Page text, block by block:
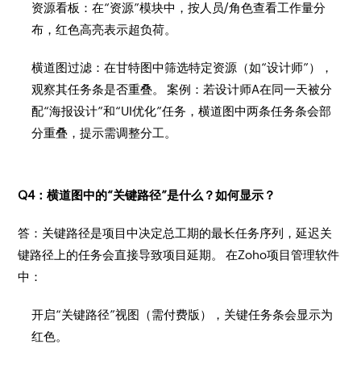
资源看板：在“资源”模块中，按人员/角色查看工作量分
布，红色高亮表示超负荷。
横道图过滤：在甘特图中筛选特定资源（如“设计师”），
观察其任务条是否重叠。 案例：若设计师A在同一天被分
配“海报设计”和“UI优化”任务，横道图中两条任务条会部
分重叠，提示需调整分工。
Q4：横道图中的“关键路径”是什么？如何显示？
答：关键路径是项目中决定总工期的最长任务序列，延迟关
键路径上的任务会直接导致项目延期。 在Zoho项目管理软件
中：
开启“关键路径”视图（需付费版），关键任务条会显示为
红色。